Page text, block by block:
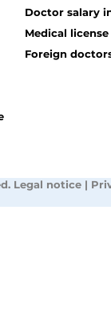
Doctor salary
Medical
Foreign
Legal notice |